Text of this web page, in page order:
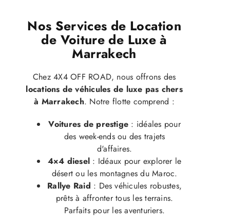
Nos Services de Location
de Voiture de Luxe à
Marrakech
Chez 4X4 OFF ROAD, nous offrons des
locations de véhicules de luxe pas chers
à Marrakech. Notre flotte comprend :
Voitures de prestige : idéales pour
des week-ends ou des trajets
d'affaires.
4×4 diesel : Idéaux pour explorer le
désert ou les montagnes du Maroc.
Rallye Raid : Des véhicules robustes,
prêts à affronter tous les terrains.
Parfaits pour les aventuriers.